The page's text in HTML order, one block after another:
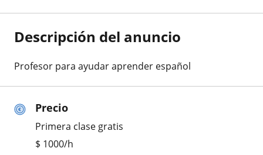
Precio
Primera clase gratis
$ 1000/h
Descripción del anuncio
Profesor para ayudar aprender español